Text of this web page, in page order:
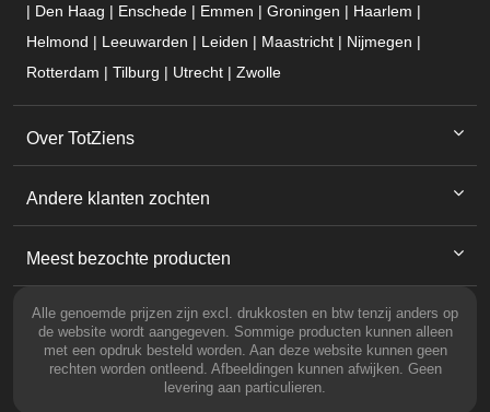
| Den Haag | Enschede | Emmen | Groningen | Haarlem |
Helmond | Leeuwarden | Leiden | Maastricht | Nijmegen |
Rotterdam | Tilburg | Utrecht | Zwolle
Over TotZiens
Andere klanten zochten
Meest bezochte producten
Alle genoemde prijzen zijn excl. drukkosten en btw tenzij anders op
de website wordt aangegeven. Sommige producten kunnen alleen
met een opdruk besteld worden. Aan deze website kunnen geen
rechten worden ontleend. Afbeeldingen kunnen afwijken. Geen
levering aan particulieren.